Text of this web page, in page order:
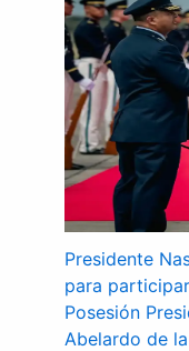
Presidente
para
Posesión
Abelardo de